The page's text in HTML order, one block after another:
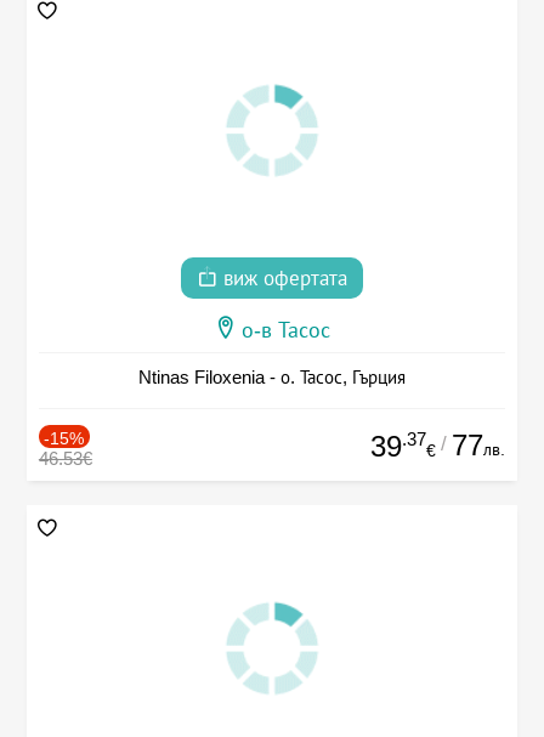
виж офертата
о-в Тасос
Ntinas Filoxenia - о. Тасос, Гърция
-15%
46.53€ 39.37
€ / 77лв.